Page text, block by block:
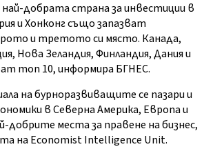
добрата страна за инвестиции в
и Хонконг също запазват
и третото си място. Канада,
Нова Зеландия, Финландия, Дания и
топ 10, информира БГНЕС.
на бурноразвиващите се пазари и
в Северна Америка, Европа и
добрите места за правене на бизнес,
на Economist Intelligence Unit.